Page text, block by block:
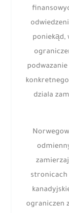
poniekąd,
dziala
stronicach
ograniczen